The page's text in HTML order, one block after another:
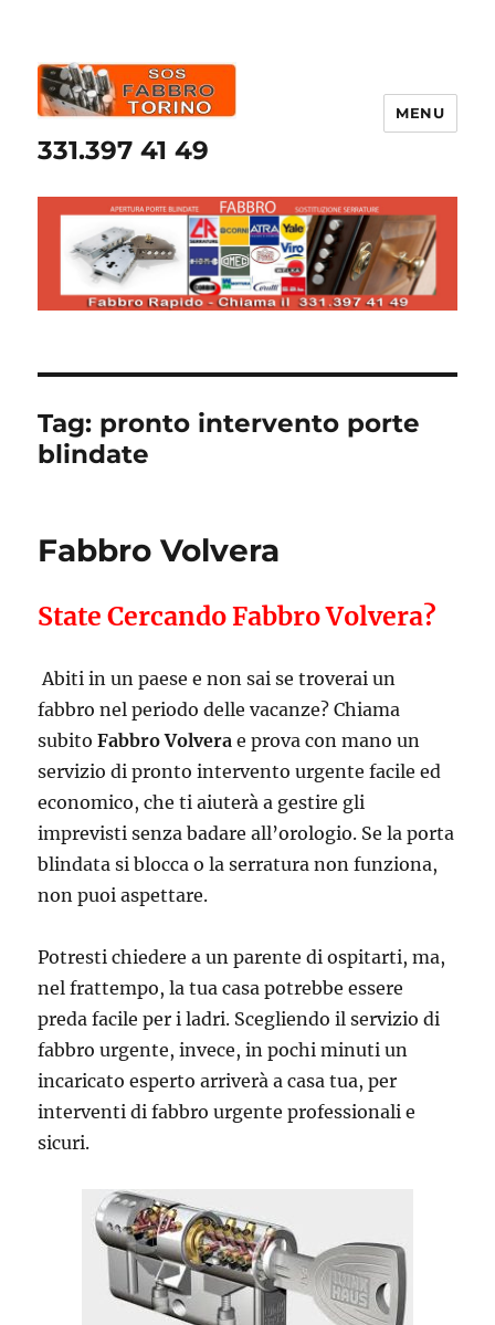
331.397 41 49
MENU
Tag: pronto intervento porte
blindate
Fabbro Volvera
State Cercando Fabbro Volvera?
Abiti in un paese e non sai se troverai un
fabbro nel periodo delle vacanze? Chiama
subitoFabbro Volvera e prova con mano un
servizio di pronto intervento urgente facile ed
economico, che ti aiuterà a gestire gli
imprevisti senza badare all’orologio. Se la porta
blindata si blocca o la serratura non funziona,
non puoi aspettare.
Potresti chiedere a un parente di ospitarti, ma,
nel frattempo, la tua casa potrebbe essere
preda facile per i ladri. Scegliendo il servizio di
fabbro urgente, invece, in pochi minuti un
incaricato esperto arriverà a casa tua, per
interventi di fabbro urgente professionali e
sicuri.